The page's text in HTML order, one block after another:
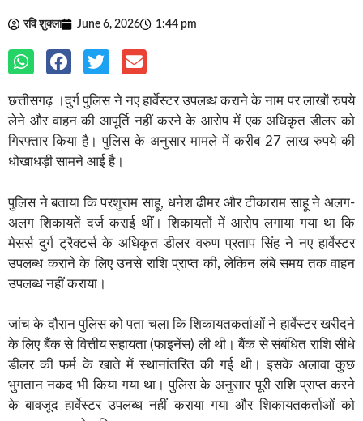
रवि शुक्ला June 6, 2026 1:44 pm
छत्तीसगढ़ ।दुर्ग पुलिस ने नए हार्वेस्टर उपलब्ध कराने के नाम पर लाखों रुपये
लेने और वाहन की आपूर्ति नहीं करने के आरोप में एक अधिकृत डीलर को
गिरफ्तार किया है। पुलिस के अनुसार मामले में करीब 27 लाख रुपये की
धोखाधड़ी सामने आई है।
पुलिस ने बताया कि परशुराम साहू, धनेश ढीमर और टीकाराम साहू ने अलग-
अलग शिकायतें दर्ज कराई थीं। शिकायतों में आरोप लगाया गया था कि
मेसर्स दुर्ग ट्रैक्टर्स के अधिकृत डीलर वरुण प्रताप सिंह ने नए हार्वेस्टर
उपलब्ध कराने के लिए उनसे राशि प्राप्त की, लेकिन लंबे समय तक वाहन
उपलब्ध नहीं कराया।
जांच के दौरान पुलिस को पता चला कि शिकायतकर्ताओं ने हार्वेस्टर खरीदने
के लिए बैंक से वित्तीय सहायता (फाइनेंस) ली थी। बैंक से संबंधित राशि सीधे
डीलर की फर्म के खाते में स्थानांतरित की गई थी। इसके अलावा कुछ
भुगतान नकद भी किया गया था। पुलिस के अनुसार पूरी राशि प्राप्त करने
के बावजूद हार्वेस्टर उपलब्ध नहीं कराया गया और शिकायतकर्ताओं को